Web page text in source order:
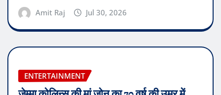
Amit Raj Jul 30, 2026
ENTERTAINMENT